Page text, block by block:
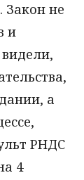
Закон не
и
а
РНДС
4